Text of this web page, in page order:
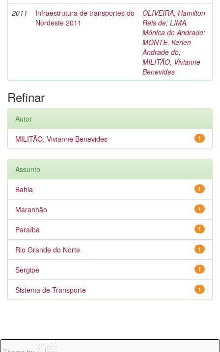
2011
Infraestrutura de transportes do
Nordeste 2011
OLIVEIRA, Hamilton
Reis de; LIMA,
Mônica de Andrade;
MONTE, Kerlen
Andrade do;
MILITÃO, Vivianne
Benevides
Refinar
Autor
1
MILITÃO, Vivianne Benevides
Assunto
1
Bahia
1
Maranhão
1
Paraíba
1
Rio Grande do Norte
1
Sergipe
1
Sistema de Transporte